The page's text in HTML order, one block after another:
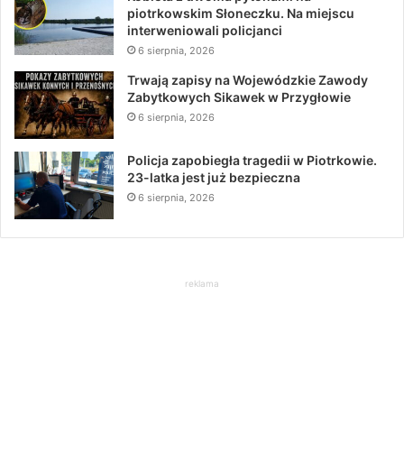
piotrkowskim Słoneczku. Na miejscu
interweniowali policjanci
6 sierpnia, 2026
Trwają zapisy na Wojewódzkie Zawody
Zabytkowych Sikawek w Przygłowie
6 sierpnia, 2026
Policja zapobiegła tragedii w Piotrkowie.
23-latka jest już bezpieczna
6 sierpnia, 2026
reklama